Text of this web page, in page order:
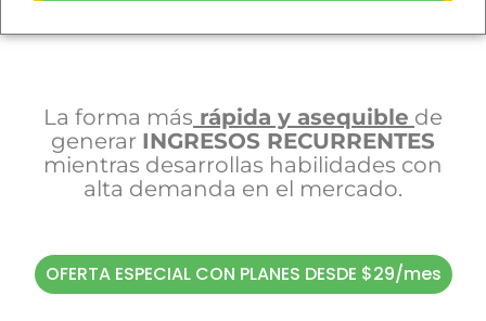
La forma más rápida y asequible de
generar INGRESOS RECURRENTES
mientras desarrollas habilidades con
alta demanda en el mercado.
OFERTA ESPECIAL CON PLANES DESDE $29/mes